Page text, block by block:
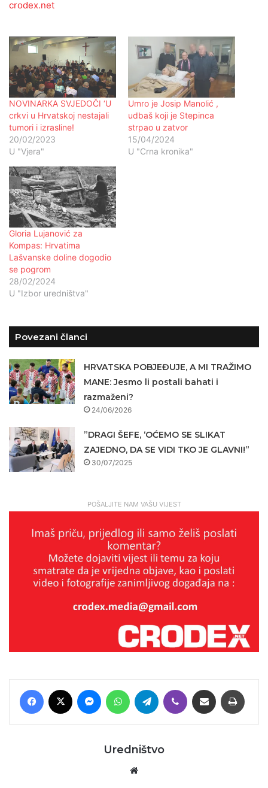
crodex.net
NOVINARKA SVJEDOČI ‘U
crkvi u Hrvatskoj nestajali
tumori i izrasline!
20/02/2023
U "Vjera"
Umro je Josip Manolić ,
udbaš koji je Stepinca
strpao u zatvor
15/04/2024
U "Crna kronika"
Gloria Lujanović za
Kompas: Hrvatima
Lašvanske doline dogodio
se pogrom
28/02/2024
U "Izbor uredništva"
Povezani članci
HRVATSKA POBJEĐUJE, A MI TRAŽIMO
MANE: Jesmo li postali bahati i
razmaženi?
24/06/2026
”DRAGI ŠEFE, ‘OĆEMO SE SLIKAT
ZAJEDNO, DA SE VIDI TKO JE GLAVNI!”
30/07/2025
POŠALJITE NAM VAŠU VIJEST
Facebook MessengerWhatsAppTelegram Viber Podijeli putem E-maila
Uredništvo